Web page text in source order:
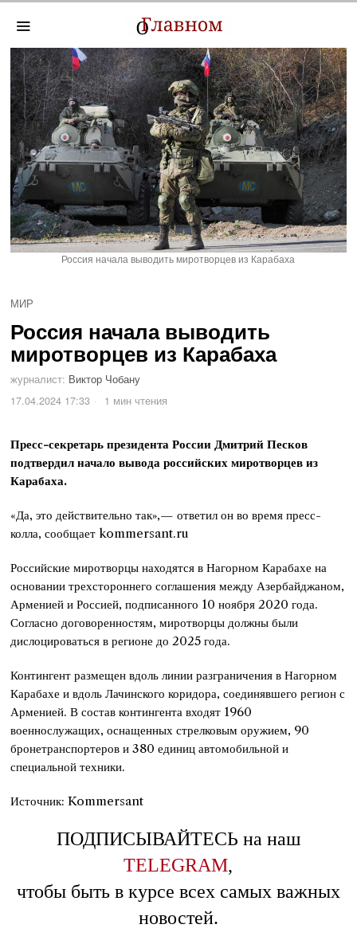
Россия начала выводить миротворцев из Карабаха
МИР
Россия начала выводить
миротворцев из Карабаха
журналист: Виктор Чобану
17.04.2024 17:33
1 мин чтения
Пресс-секретарь президента России Дмитрий Песков
подтвердил начало вывода российских миротворцев из
Карабаха.
«Да, это действительно так»,— ответил он во время пресс-
колла, сообщает kommersant.ru
Российские миротворцы находятся в Нагорном Карабахе на
основании трехстороннего соглашения между Азербайджаном,
Арменией и Россией, подписанного 10 ноября 2020 года.
Согласно договоренностям, миротворцы должны были
дислоцироваться в регионе до 2025 года.
Контингент размещен вдоль линии разграничения в Нагорном
Карабахе и вдоль Лачинского коридора, соединявшего регион с
Арменией. В состав контингента входят 1960
военнослужащих, оснащенных стрелковым оружием, 90
бронетранспортеров и 380 единиц автомобильной и
специальной техники.
Источник: Kommersant
ПОДПИСЫВАЙТЕСЬ на наш
TELEGRAM,
чтобы быть в курсе всех самых важных
новостей.